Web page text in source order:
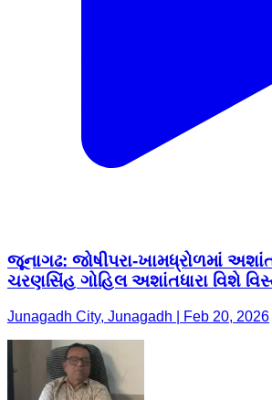
જૂનાગઢ: જોષીપરા-ખામધ્રોળમાં
ચરણસિંહ ગોહિલ અશાંતધારા વિશે
Junagadh City, Junagadh | Feb 20, 2026